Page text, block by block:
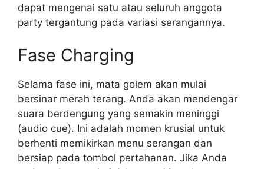
dapat mengenai satu atau seluruh anggota
party tergantung pada variasi serangannya.
Fase Charging
Selama fase ini, mata golem akan mulai
bersinar merah terang. Anda akan mendengar
suara berdengung yang semakin meninggi
(audio cue). Ini adalah momen krusial untuk
berhenti memikirkan menu serangan dan
bersiap pada tombol pertahanan. Jika Anda